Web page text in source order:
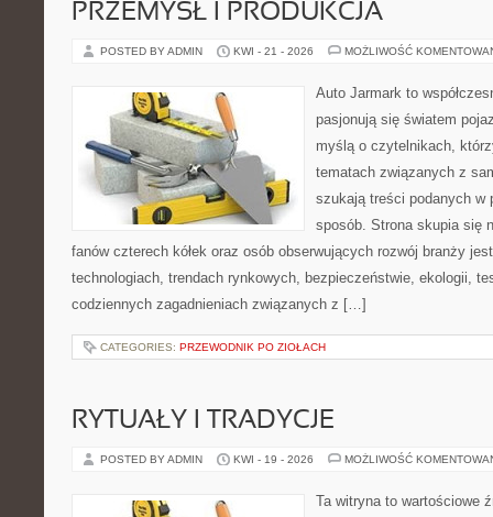
PRZEMYSŁ I PRODUKCJA
POSTED BY ADMIN KWI - 21 - 2026 MOŻLIWOŚĆ
Auto Jarmark to
pasjonują się światem
myślą o czytelnikach,
tematach związanych z
szukają treści podanych w
sposób. Strona skupia się
fanów czterech kółek oraz osób obserwujących rozwój branży
technologiach, trendach rynkowych, bezpieczeństwie, ekologii,
codziennych zagadnieniach związanych z […]
CATEGORIES: PRZEWODNIK PO ZIOŁACH
RYTUAŁY I TRADYCJE
POSTED BY ADMIN KWI - 19 - 2026 MOŻLIWOŚĆ
Ta witryna to wartościowe